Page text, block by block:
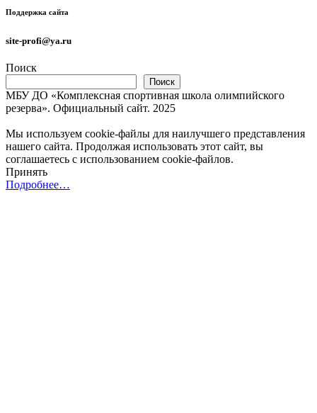
Поддержка сайта
site-profi@ya.ru
Поиск
Поиск
МБУ ДО «Комплексная спортивная школа олимпийского
резерва». Официальный сайт. 2025
Мы используем cookie-файлы для наилучшего представления
нашего сайта. Продолжая использовать этот сайт, вы
соглашаетесь с использованием cookie-файлов.
Принять
Подробнее…